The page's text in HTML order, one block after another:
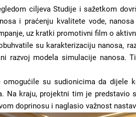
ciljeva Studije i sažetkom
i praćenju kvalitete vode,
uz kratki promotivni film o
su karakterizaciju nanosa,
razvoj modela simulacije nanosa.
omogućile su sudionicima da dijele
Na kraju, projektni tim je predstavio
doprinosu i naglasio važnost